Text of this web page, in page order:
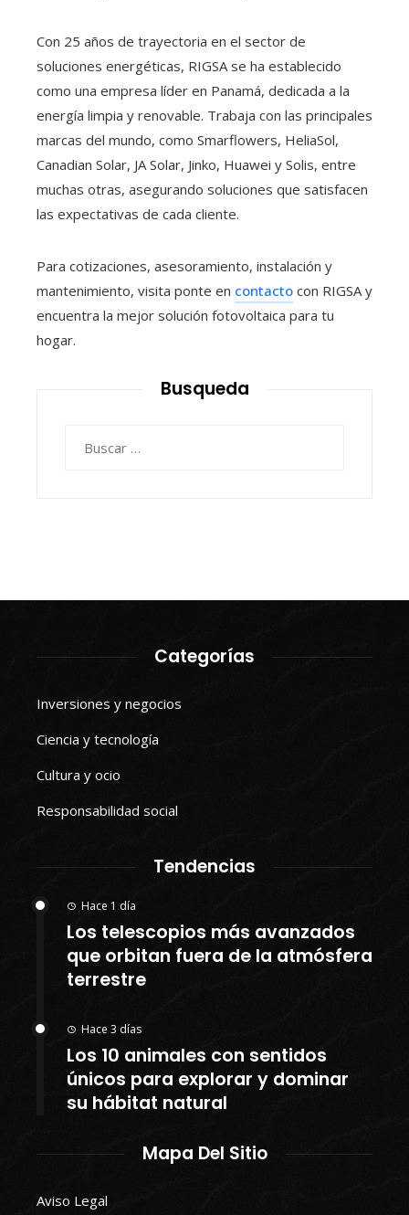
Con 25 años de trayectoria en el sector de
soluciones energéticas, RIGSA se ha establecido
como una empresa líder en Panamá, dedicada a la
energía limpia y renovable. Trabaja con las principales
marcas del mundo, como Smarflowers, HeliaSol,
Canadian Solar, JA Solar, Jinko, Huawei y Solis, entre
muchas otras, asegurando soluciones que satisfacen
las expectativas de cada cliente.
Para cotizaciones, asesoramiento, instalación y
mantenimiento, visita ponte en contacto con RIGSA y
encuentra la mejor solución fotovoltaica para tu
hogar.
Busqueda
Categorías
Inversiones y negocios
Ciencia y tecnología
Cultura y ocio
Responsabilidad social
Tendencias
Hace 1 día
Los telescopios más avanzados
que orbitan fuera de la atmósfera
terrestre
Hace 3 días
Los 10 animales con sentidos
únicos para explorar y dominar
su hábitat natural
Mapa Del Sitio
Aviso Legal